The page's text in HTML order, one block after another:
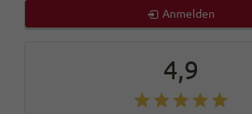
Anmelden
4,9